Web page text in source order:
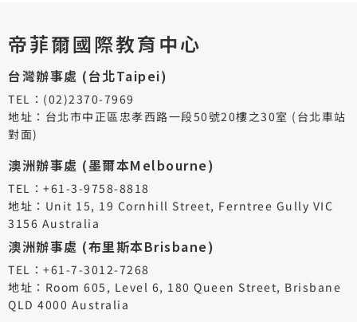
帝菲爾國際教育中心
台灣辦事處 (台北Taipei)
TEL：(02)2370-7969
地址：台北市中正區忠孝西路一段50號20樓之30室 (台北車站
對面)
澳洲辦事處 (墨爾本Melbourne)
TEL：+61-3-9758-8818
地址：Unit 15, 19 Cornhill Street, Ferntree Gully VIC
3156 Australia
澳洲辦事處 (布里斯本Brisbane)
TEL：+61-7-3012-7268
地址：Room 605, Level 6, 180 Queen Street, Brisbane
QLD 4000 Australia